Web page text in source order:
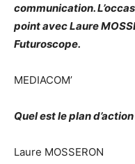
communication.
point avec Laure
Futuroscope.
MEDIACOM’
Quel est le plan
Laure MOSSERON